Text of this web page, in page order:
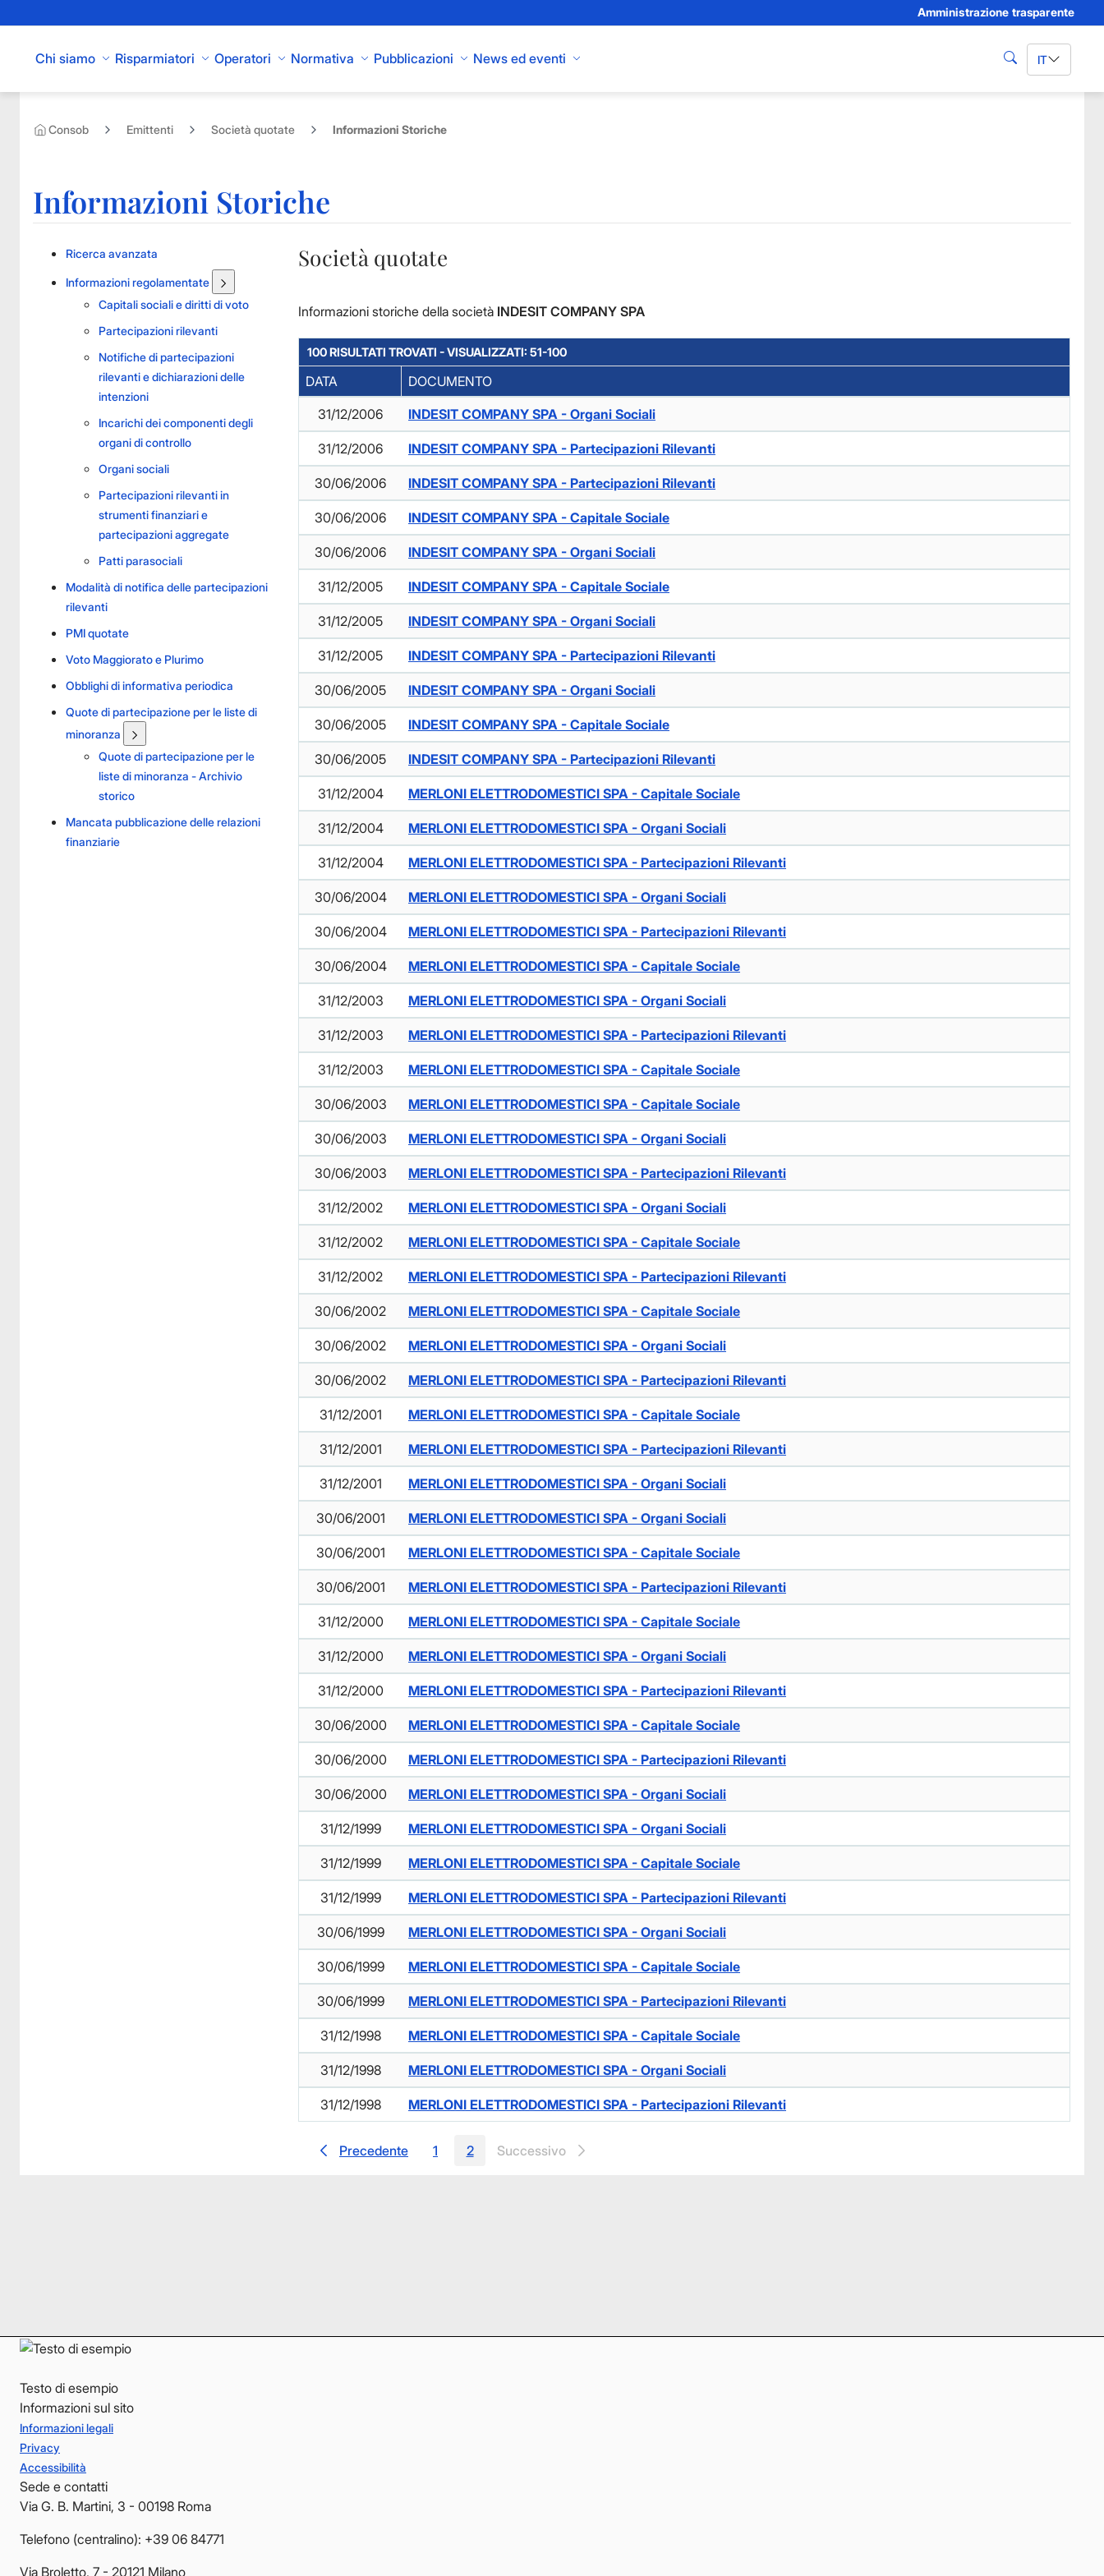
Amministrazione trasparente
Chi siamo Risparmiatori Operatori Normativa Pubblicazioni News ed eventi cerca IT
Consob Emittenti Società quotate Informazioni Storiche
Informazioni Storiche
Ricerca avanzata
Informazioni regolamentate
Capitali sociali e diritti di voto
Partecipazioni rilevanti
Notifiche di partecipazioni
rilevanti e dichiarazioni delle
intenzioni
Incarichi dei componenti degli
organi di controllo
Organi sociali
Partecipazioni rilevanti in
strumenti finanziari e
partecipazioni aggregate
Patti parasociali
Modalità di notifica delle partecipazioni
rilevanti
PMI quotate
Voto Maggiorato e Plurimo
Obblighi di informativa periodica
Quote di partecipazione per le liste di
minoranza
Quote di partecipazione per le
liste di minoranza - Archivio
storico
Mancata pubblicazione delle relazioni
finanziarie
Società quotate
Informazioni storiche della società INDESIT COMPANY SPA
100 RISULTATI TROVATI - VISUALIZZATI: 51-100
DATA
DOCUMENTO
31/12/2006
INDESIT COMPANY SPA - Organi Sociali
31/12/2006 INDESIT COMPANY SPA - Partecipazioni Rilevanti
30/06/2006 INDESIT COMPANY SPA - Partecipazioni Rilevanti
30/06/2006 INDESIT COMPANY SPA - Capitale Sociale
30/06/2006 INDESIT COMPANY SPA - Organi Sociali
31/12/2005 INDESIT COMPANY SPA - Capitale Sociale
31/12/2005 INDESIT COMPANY SPA - Organi Sociali
31/12/2005 INDESIT COMPANY SPA - Partecipazioni Rilevanti
30/06/2005 INDESIT COMPANY SPA - Organi Sociali
30/06/2005 INDESIT COMPANY SPA - Capitale Sociale
30/06/2005 INDESIT COMPANY SPA - Partecipazioni Rilevanti
31/12/2004 MERLONI ELETTRODOMESTICI SPA - Capitale Sociale
31/12/2004 MERLONI ELETTRODOMESTICI SPA - Organi Sociali
31/12/2004 MERLONI ELETTRODOMESTICI SPA - Partecipazioni Rilevanti
30/06/2004 MERLONI ELETTRODOMESTICI SPA - Organi Sociali
30/06/2004 MERLONI ELETTRODOMESTICI SPA - Partecipazioni Rilevanti
30/06/2004 MERLONI ELETTRODOMESTICI SPA - Capitale Sociale
31/12/2003 MERLONI ELETTRODOMESTICI SPA - Organi Sociali
31/12/2003 MERLONI ELETTRODOMESTICI SPA - Partecipazioni Rilevanti
31/12/2003 MERLONI ELETTRODOMESTICI SPA - Capitale Sociale
30/06/2003 MERLONI ELETTRODOMESTICI SPA - Capitale Sociale
30/06/2003 MERLONI ELETTRODOMESTICI SPA - Organi Sociali
30/06/2003 MERLONI ELETTRODOMESTICI SPA - Partecipazioni Rilevanti
31/12/2002 MERLONI ELETTRODOMESTICI SPA - Organi Sociali
31/12/2002 MERLONI ELETTRODOMESTICI SPA - Capitale Sociale
31/12/2002 MERLONI ELETTRODOMESTICI SPA - Partecipazioni Rilevanti
30/06/2002 MERLONI ELETTRODOMESTICI SPA - Capitale Sociale
30/06/2002 MERLONI ELETTRODOMESTICI SPA - Organi Sociali
30/06/2002 MERLONI ELETTRODOMESTICI SPA - Partecipazioni Rilevanti
31/12/2001 MERLONI ELETTRODOMESTICI SPA - Capitale Sociale
31/12/2001 MERLONI ELETTRODOMESTICI SPA - Partecipazioni Rilevanti
31/12/2001 MERLONI ELETTRODOMESTICI SPA - Organi Sociali
30/06/2001 MERLONI ELETTRODOMESTICI SPA - Organi Sociali
30/06/2001 MERLONI ELETTRODOMESTICI SPA - Capitale Sociale
30/06/2001 MERLONI ELETTRODOMESTICI SPA - Partecipazioni Rilevanti
31/12/2000 MERLONI ELETTRODOMESTICI SPA - Capitale Sociale
31/12/2000 MERLONI ELETTRODOMESTICI SPA - Organi Sociali
31/12/2000 MERLONI ELETTRODOMESTICI SPA - Partecipazioni Rilevanti
30/06/2000 MERLONI ELETTRODOMESTICI SPA - Capitale Sociale
30/06/2000 MERLONI ELETTRODOMESTICI SPA - Partecipazioni Rilevanti
30/06/2000 MERLONI ELETTRODOMESTICI SPA - Organi Sociali
31/12/1999 MERLONI ELETTRODOMESTICI SPA - Organi Sociali
31/12/1999 MERLONI ELETTRODOMESTICI SPA - Capitale Sociale
31/12/1999 MERLONI ELETTRODOMESTICI SPA - Partecipazioni Rilevanti
30/06/1999 MERLONI ELETTRODOMESTICI SPA - Organi Sociali
30/06/1999 MERLONI ELETTRODOMESTICI SPA - Capitale Sociale
30/06/1999 MERLONI ELETTRODOMESTICI SPA - Partecipazioni Rilevanti
31/12/1998 MERLONI ELETTRODOMESTICI SPA - Capitale Sociale
31/12/1998 MERLONI ELETTRODOMESTICI SPA - Organi Sociali
31/12/1998 MERLONI ELETTRODOMESTICI SPA - Partecipazioni Rilevanti
Precedente
Pagina
1
Pagina
2 Successivo
Testo di esempio
Informazioni sul sito
Informazioni legali
Privacy
Accessibilità
Sede e contatti
Via G. B. Martini, 3 - 00198 Roma
Telefono (centralino): +39 06 84771
Via Broletto, 7 - 20121 Milano